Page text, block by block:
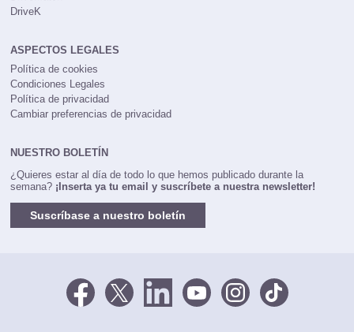
DriveK
ASPECTOS LEGALES
Política de cookies
Condiciones Legales
Política de privacidad
Cambiar preferencias de privacidad
NUESTRO BOLETÍN
¿Quieres estar al día de todo lo que hemos publicado durante la
semana? ¡Inserta ya tu email y suscríbete a nuestra newsletter!
Suscríbase a nuestro boletín